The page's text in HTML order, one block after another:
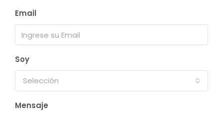
Email
Soy
Selección
Mensaje